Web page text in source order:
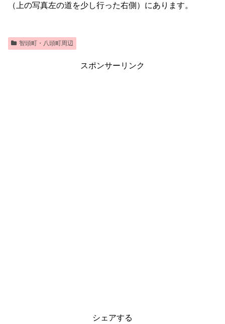
（上の写真左の道を少し行った右側）にあります。
智頭町・八頭町周辺
スポンサーリンク
シェアする